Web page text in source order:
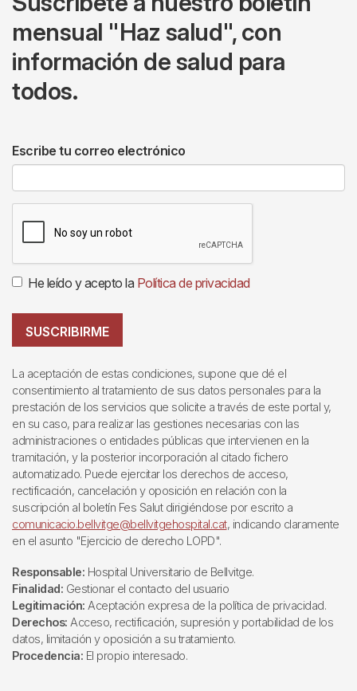
mensual "Haz salud", con
información de salud para
todos.
Escribe tu correo electrónico
He leído y acepto la Política de privacidad
SUSCRIBIRME
La aceptación de estas condiciones, supone que dé el
consentimiento al tratamiento de sus datos personales para la
prestación de los servicios que solicite a través de este portal y,
en su caso, para realizar las gestiones necesarias con las
administraciones o entidades públicas que intervienen en la
tramitación, y la posterior incorporación al citado fichero
automatizado. Puede ejercitar los derechos de acceso,
rectificación, cancelación y oposición en relación con la
suscripción al boletín Fes Salut dirigiéndose por escrito a
comunicacio.bellvitge@bellvitgehospital.cat, indicando claramente
en el asunto "Ejercicio de derecho LOPD".
Responsable: Hospital Universitario de Bellvitge.
Finalidad: Gestionar el contacto del usuario
Legitimación: Aceptación expresa de la política de privacidad.
Derechos: Acceso, rectificación, supresión y portabilidad de los
datos, limitación y oposición a su tratamiento.
Procedencia: El propio interesado.